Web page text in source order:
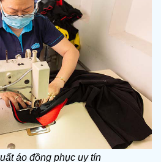
áo đồng phục uy tín